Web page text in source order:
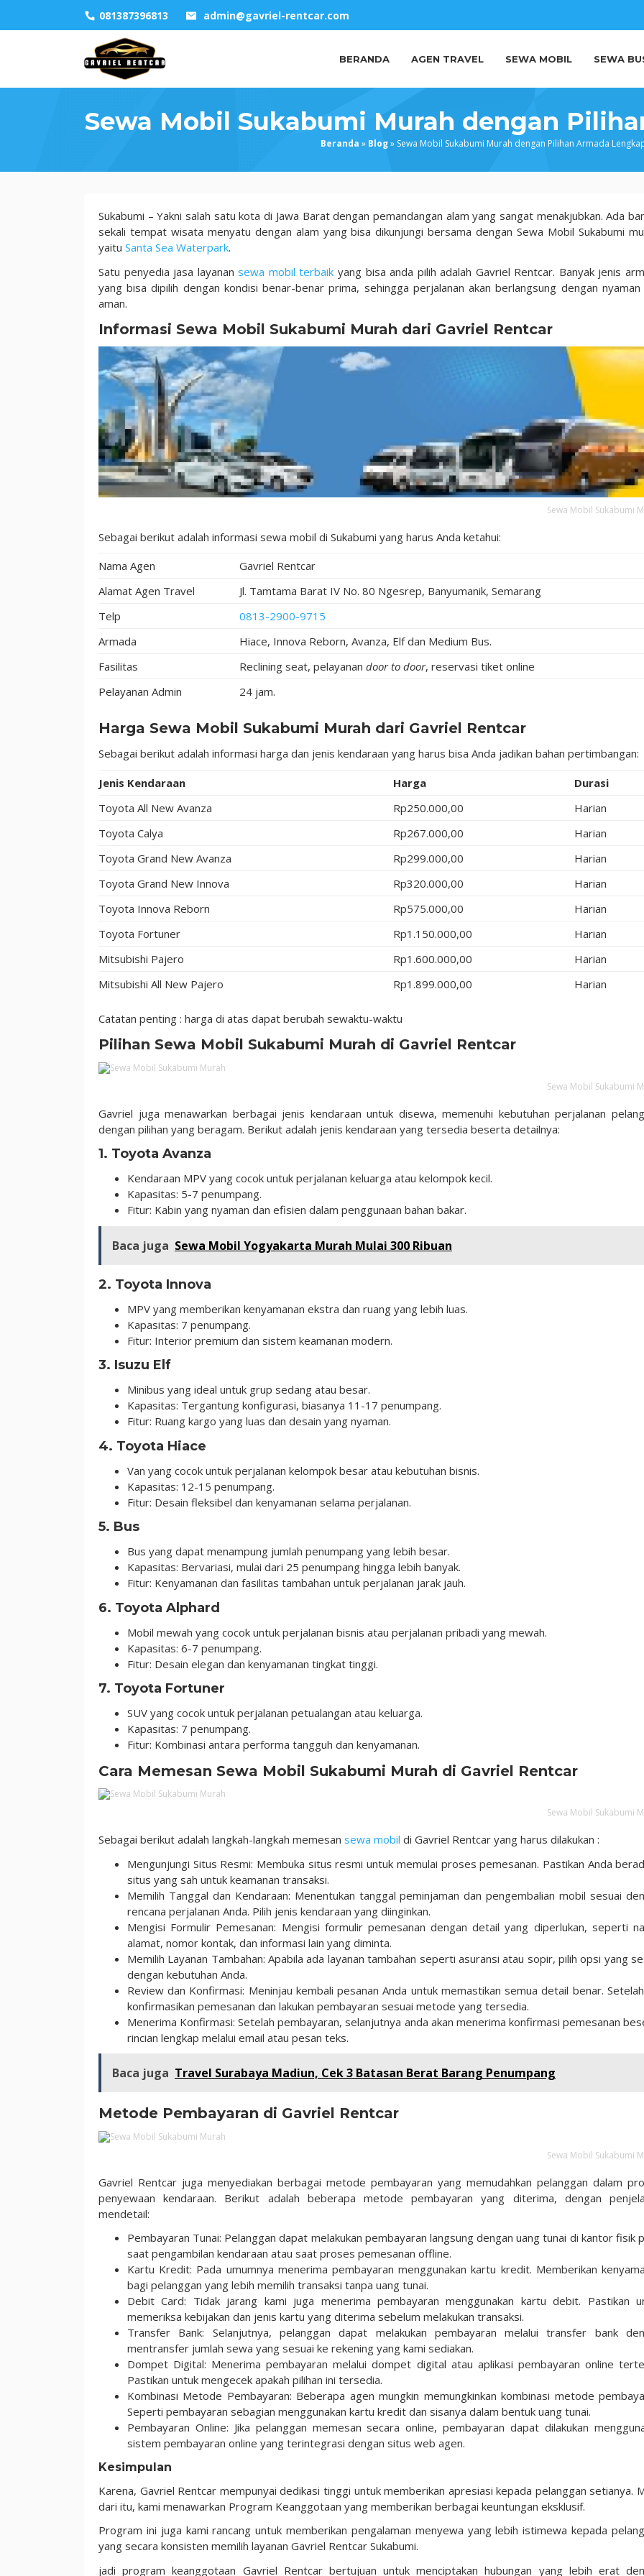
081387396813 admin@gavriel-rentcar.com
BERANDA AGEN TRAVEL SEWA MOBIL SEWA
Sewa Mobil Sukabumi Murah dengan
Beranda » Blog» Sewa Mobil Sukabumi Murah dengan Pilihan Armada
Sewa
Mobil
Sukabumi
dengan
Pilihan
Armada
Lengkap
Sukabumi – Yakni salah satu kota di Jawa Barat dengan pemandangan alam yang sangat menakjubkan. Ada
sekali tempat wisata menyatu dengan alam yang bisa dikunjungi bersama dengan Sewa Mobil Sukabumi
yaitu Santa Sea Waterpark.
Satu penyedia jasa layanansewa mobil terbaik yang bisa anda pilih adalah Gavriel Rentcar. Banyak jenis
yang bisa dipilih dengan kondisi benar-benar prima, sehingga perjalanan akan berlangsung dengan nyaman
aman.
Informasi Sewa Mobil Sukabumi Murah dari Gavriel Rentcar
Sewa Mobil Sukabumi
Sebagai berikut adalah informasi sewa mobil di Sukabumi yang harus Anda ketahui:
Nama Agen
Gavriel Rentcar
Alamat Agen Travel
Jl. Tamtama Barat IV No. 80 Ngesrep, Banyumanik, Semarang
Telp
0813-2900-9715
Armada
Hiace, Innova Reborn, Avanza, Elf dan Medium Bus.
Fasilitas
Reclining seat, pelayanan door to door, reservasi tiket online
Pelayanan Admin
24 jam.
Harga Sewa Mobil Sukabumi Murah dari Gavriel Rentcar
Sebagai berikut adalah informasi harga dan jenis kendaraan yang harus bisa Anda jadikan bahan pertimbangan:
Jenis Kendaraan Harga
Durasi
Toyota All New Avanza
Rp250.000,00
Harian
Toyota Calya
Rp267.000,00
Harian
Toyota Grand New Avanza
Rp299.000,00
Harian
Toyota Grand New Innova
Rp320.000,00
Harian
Toyota Innova Reborn
Rp575.000,00
Harian
Toyota Fortuner
Rp1.150.000,00
Harian
Mitsubishi Pajero
Rp1.600.000,00
Harian
Mitsubishi All New Pajero
Rp1.899.000,00 Harian
Catatan penting : harga di atas dapat berubah sewaktu-waktu
Pilihan Sewa Mobil Sukabumi Murah di Gavriel Rentcar
Sewa Mobil Sukabumi
Gavriel juga menawarkan berbagai jenis kendaraan untuk disewa, memenuhi kebutuhan perjalanan
dengan pilihan yang beragam. Berikut adalah jenis kendaraan yang tersedia beserta detailnya:
1. Toyota Avanza
Kendaraan MPV yang cocok untuk perjalanan keluarga atau kelompok kecil.
Kapasitas: 5-7 penumpang.
Fitur: Kabin yang nyaman dan efisien dalam penggunaan bahan bakar.
Baca juga Sewa Mobil Yogyakarta Murah Mulai 300 Ribuan
2. Toyota Innova
MPV yang memberikan kenyamanan ekstra dan ruang yang lebih luas.
Kapasitas: 7 penumpang.
Fitur: Interior premium dan sistem keamanan modern.
3. Isuzu Elf
Minibus yang ideal untuk grup sedang atau besar.
Kapasitas: Tergantung konfigurasi, biasanya 11-17 penumpang.
Fitur: Ruang kargo yang luas dan desain yang nyaman.
4. Toyota Hiace
Van yang cocok untuk perjalanan kelompok besar atau kebutuhan bisnis.
Kapasitas: 12-15 penumpang.
Fitur: Desain fleksibel dan kenyamanan selama perjalanan.
5. Bus
Bus yang dapat menampung jumlah penumpang yang lebih besar.
Kapasitas: Bervariasi, mulai dari 25 penumpang hingga lebih banyak.
Fitur: Kenyamanan dan fasilitas tambahan untuk perjalanan jarak jauh.
6. Toyota Alphard
Mobil mewah yang cocok untuk perjalanan bisnis atau perjalanan pribadi yang mewah.
Kapasitas: 6-7 penumpang.
Fitur: Desain elegan dan kenyamanan tingkat tinggi.
7. Toyota Fortuner
SUV yang cocok untuk perjalanan petualangan atau keluarga.
Kapasitas: 7 penumpang.
Fitur: Kombinasi antara performa tangguh dan kenyamanan.
Cara Memesan Sewa Mobil Sukabumi Murah di Gavriel Rentcar
Sewa Mobil Sukabumi
Sebagai berikut adalah langkah-langkah memesan sewa mobil di Gavriel Rentcar yang harus dilakukan :
Mengunjungi Situs Resmi: Membuka situs resmi untuk memulai proses pemesanan. Pastikan Anda
situs yang sah untuk keamanan transaksi.
Memilih Tanggal dan Kendaraan: Menentukan tanggal peminjaman dan pengembalian mobil sesuai
rencana perjalanan Anda. Pilih jenis kendaraan yang diinginkan.
Mengisi Formulir Pemesanan: Mengisi formulir pemesanan dengan detail yang diperlukan, seperti
alamat, nomor kontak, dan informasi lain yang diminta.
Memilih Layanan Tambahan: Apabila ada layanan tambahan seperti asuransi atau sopir, pilih opsi yang
dengan kebutuhan Anda.
Review dan Konfirmasi: Meninjau kembali pesanan Anda untuk memastikan semua detail benar.
konfirmasikan pemesanan dan lakukan pembayaran sesuai metode yang tersedia.
Menerima Konfirmasi: Setelah pembayaran, selanjutnya anda akan menerima konfirmasi pemesanan
rincian lengkap melalui email atau pesan teks.
Baca juga Travel Surabaya Madiun, Cek 3 Batasan Berat Barang Penumpang
Metode Pembayaran di Gavriel Rentcar
Sewa Mobil Sukabumi
Gavriel Rentcar juga menyediakan berbagai metode pembayaran yang memudahkan pelanggan dalam
penyewaan kendaraan. Berikut adalah beberapa metode pembayaran yang diterima, dengan
mendetail:
Pembayaran Tunai: Pelanggan dapat melakukan pembayaran langsung dengan uang tunai di kantor fisik
saat pengambilan kendaraan atau saat proses pemesanan offline.
Kartu Kredit: Pada umumnya menerima pembayaran menggunakan kartu kredit. Memberikan
bagi pelanggan yang lebih memilih transaksi tanpa uang tunai.
Debit Card: Tidak jarang kami juga menerima pembayaran menggunakan kartu debit. Pastikan
memeriksa kebijakan dan jenis kartu yang diterima sebelum melakukan transaksi.
Transfer Bank: Selanjutnya, pelanggan dapat melakukan pembayaran melalui transfer bank
mentransfer jumlah sewa yang sesuai ke rekening yang kami sediakan.
Dompet Digital: Menerima pembayaran melalui dompet digital atau aplikasi pembayaran online
Pastikan untuk mengecek apakah pilihan ini tersedia.
Kombinasi Metode Pembayaran: Beberapa agen mungkin memungkinkan kombinasi metode
Seperti pembayaran sebagian menggunakan kartu kredit dan sisanya dalam bentuk uang tunai.
Pembayaran Online: Jika pelanggan memesan secara online, pembayaran dapat dilakukan
sistem pembayaran online yang terintegrasi dengan situs web agen.
Kesimpulan
Karena, Gavriel Rentcar mempunyai dedikasi tinggi untuk memberikan apresiasi kepada pelanggan setianya.
dari itu, kami menawarkan Program Keanggotaan yang memberikan berbagai keuntungan eksklusif.
Program ini juga kami rancang untuk memberikan pengalaman menyewa yang lebih istimewa kepada
yang secara konsisten memilih layanan Gavriel Rentcar Sukabumi.
jadi program keanggotaan Gavriel Rentcar bertujuan untuk menciptakan hubungan yang lebih erat